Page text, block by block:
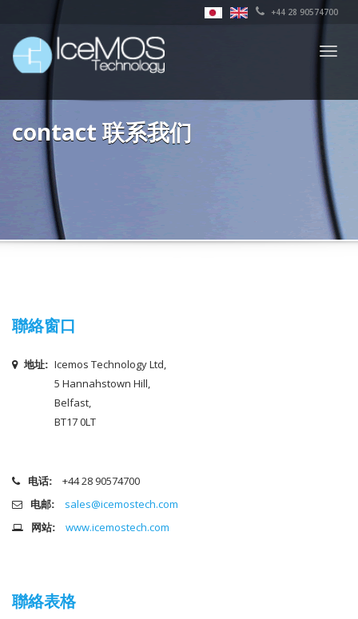
+44 28 90574700
contact 联系我们
聯絡窗口
地址: Icemos Technology Ltd,
5 Hannahstown Hill,
Belfast,
BT17 0LT
电话:
+44 28 90574700
电邮:
sales@icemostech.com
网站:
www.icemostech.com
聯絡表格